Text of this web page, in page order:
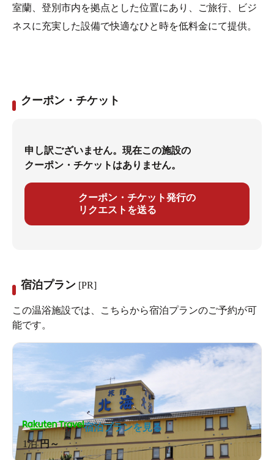
室蘭、登別市内を拠点とした位置にあり、ご旅行、ビジ
ネスに充実した設備で快適なひと時を低料金にて提供。
クーポン・チケット
申し訳ございません。現在この施設の
クーポン・チケットはありません。
クーポン・チケット発行の
リクエストを送る
宿泊プラン [PR]
この温浴施設では、こちらから宿泊プランのご予約が可
能です。
1泊円～
宿泊プランを見る